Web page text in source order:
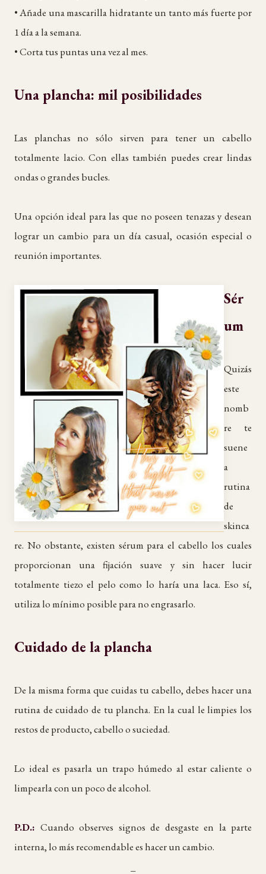
• Añade una mascarilla hidratante un tanto más fuerte por
1 día a la semana.
• Corta tus puntas una vez al mes.
Una plancha: mil posibilidades
Las planchas no sólo sirven para tener un cabello
totalmente lacio. Con ellas también puedes crear lindas
ondas o grandes bucles.
Una opción ideal para las que no poseen tenazas y desean
lograr un cambio para un día casual, ocasión especial o
reunión importantes.
Sér
um
Quizás
este
nomb
re te
suene
a
rutina
de
skinca
re. No obstante, existen sérum para el cabello los cuales
proporcionan una fijación suave y sin hacer lucir
totalmente tiezo el pelo como lo haría una laca. Eso sí,
utiliza lo mínimo posible para no engrasarlo.
Cuidado de la plancha
De la misma forma que cuidas tu cabello, debes hacer una
rutina de cuidado de tu plancha. En la cual le limpies los
restos de producto, cabello o suciedad.
Lo ideal es pasarla un trapo húmedo al estar caliente o
limpearla con un poco de alcohol.
P.D.: Cuando observes signos de desgaste en la parte
interna, lo más recomendable es hacer un cambio.